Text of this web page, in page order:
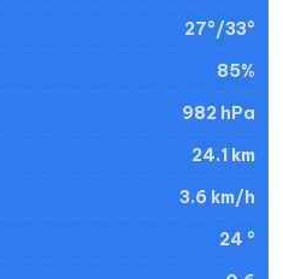
27°/33°
85%
982 hPa
24.1 km
3.6 km/h
24 °